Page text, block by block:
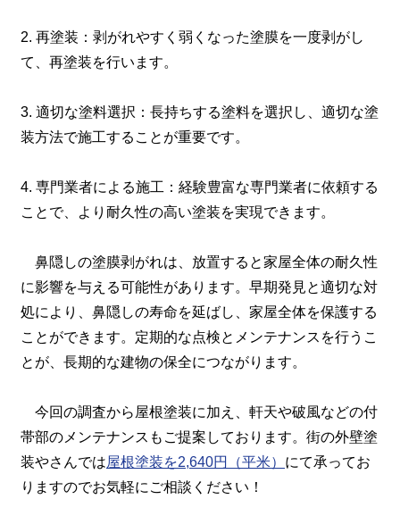
2. 再塗装：剥がれやすく弱くなった塗膜を一度剥がし
て、再塗装を行います。
3. 適切な塗料選択：長持ちする塗料を選択し、適切な塗
装方法で施工することが重要です。
4. 専門業者による施工：経験豊富な専門業者に依頼する
ことで、より耐久性の高い塗装を実現できます。
鼻隠しの塗膜剥がれは、放置すると家屋全体の耐久性
に影響を与える可能性があります。早期発見と適切な対
処により、鼻隠しの寿命を延ばし、家屋全体を保護する
ことができます。定期的な点検とメンテナンスを行うこ
とが、長期的な建物の保全につながります。
今回の調査から屋根塗装に加え、軒天や破風などの付
帯部のメンテナンスもご提案しております。街の外壁塗
装やさんでは屋根塗装を2,640円（平米） にて承ってお
りますのでお気軽にご相談ください！